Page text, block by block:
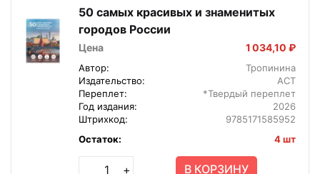
50 самых красивых и знаменитых
городов России
Цена 1 034,10 ₽
Автор:
Тропинина
Издательство:
АСТ
Переплет:
*Твердый переплет
Год издания:
2026
Штрихкод:
9785171585952
Остаток:
4 шт
+ В КОРЗИНУ